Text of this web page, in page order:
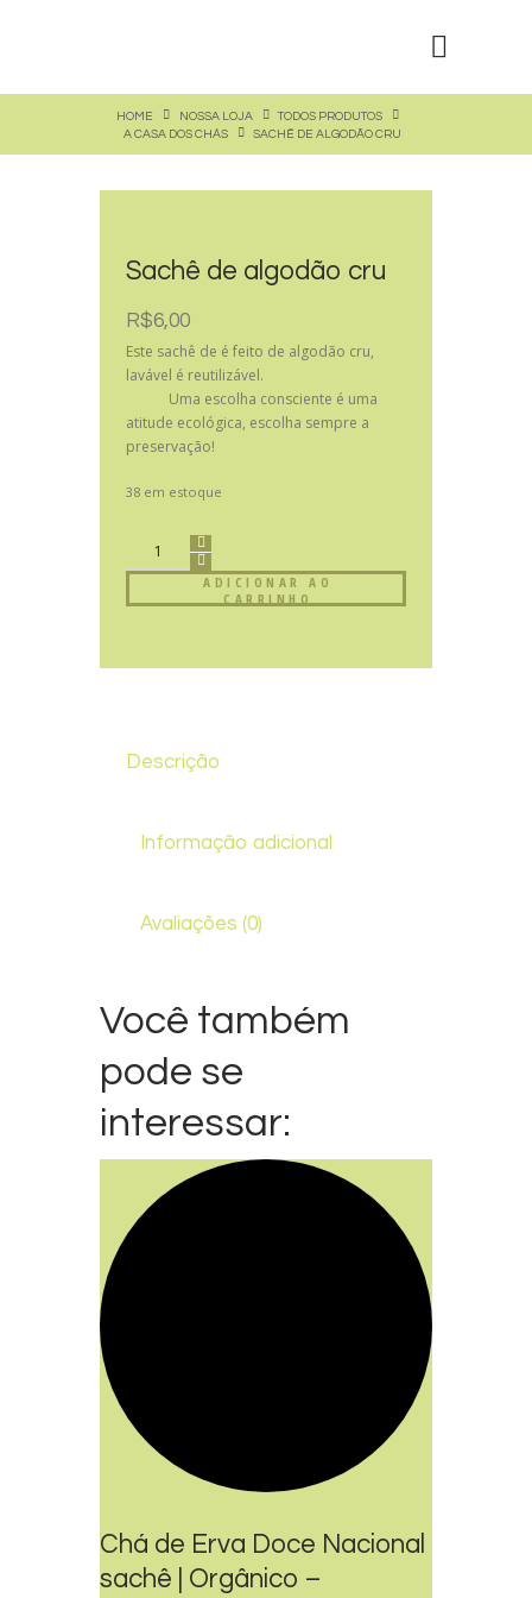
HOME NOSSA LOJA
TODOS PRODUTOS
A CASA DOS CHÁS
SACHÊ DE ALGODÃO CRU
Sachê de algodão cru
R$6,00
Este sachê de é feito de algodão cru,
lavável é reutilizável.
Uma escolha consciente é uma
atitude ecológica, escolha sempre a
preservação!
38 em estoque
ADICIONAR AO
CARRINHO
Descrição
Informação adicional
Avaliações (0)
Você também
pode se
interessar:
Chá de Erva Doce Nacional
sachê | Orgânico –